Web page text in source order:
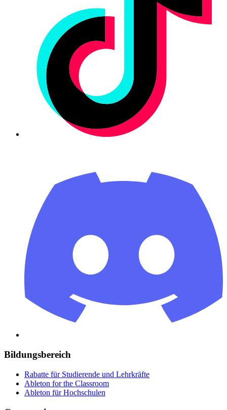
Bildungsbereich
Rabatte für Studierende und Lehrkräfte
Ableton for the Classroom
Ableton für Hochschulen